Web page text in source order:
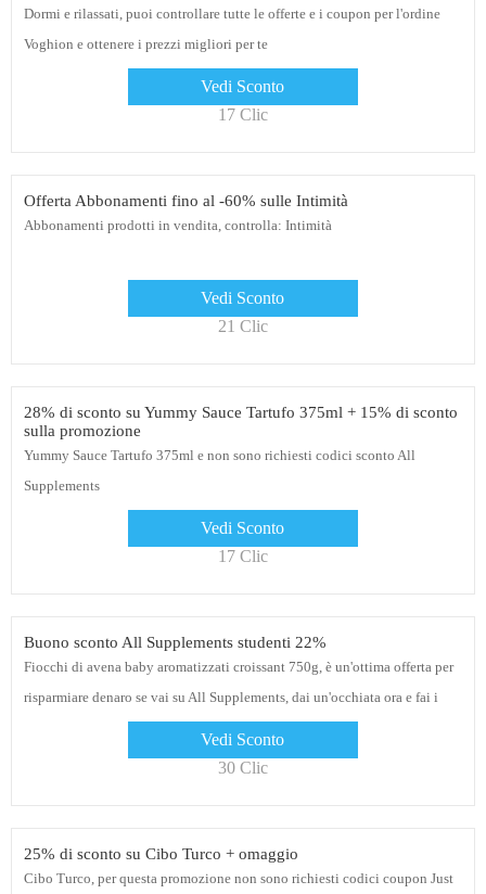
Dormi e rilassati, puoi controllare tutte le offerte e i coupon per l'ordine
Voghion e ottenere i prezzi migliori per te
Vedi Sconto
17 Clic
Offerta Abbonamenti fino al -60% sulle Intimità
Abbonamenti prodotti in vendita, controlla: Intimità
Vedi Sconto
21 Clic
28% di sconto su Yummy Sauce Tartufo 375ml + 15% di sconto
sulla promozione
Yummy Sauce Tartufo 375ml e non sono richiesti codici sconto All
Supplements
Vedi Sconto
17 Clic
Buono sconto All Supplements studenti 22%
Fiocchi di avena baby aromatizzati croissant 750g, è un'ottima offerta per
risparmiare denaro se vai su All Supplements, dai un'occhiata ora e fai i
Vedi Sconto
30 Clic
25% di sconto su Cibo Turco + omaggio
Cibo Turco, per questa promozione non sono richiesti codici coupon Just